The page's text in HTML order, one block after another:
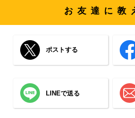
お友達に教
ポストする
LINEで送る